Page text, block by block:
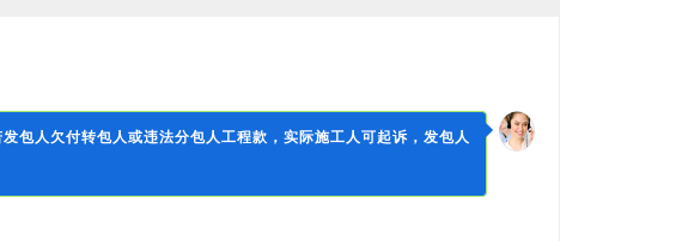
包人欠付转包人或违法分包人工程款，实际施工人可起诉，发包人